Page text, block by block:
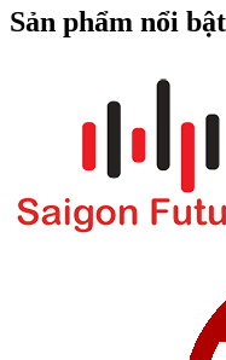
Sản phẩm nổi bật